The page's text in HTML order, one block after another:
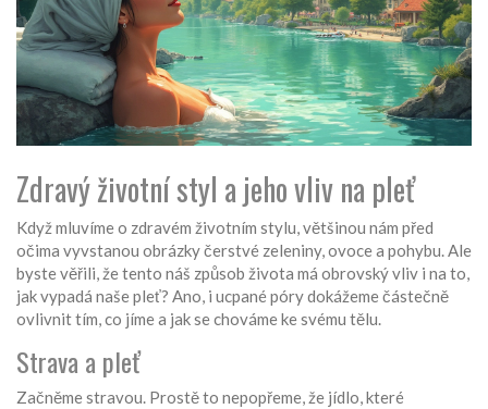
Zdravý životní styl a jeho vliv na pleť
Když mluvíme o zdravém životním stylu, většinou nám před
očima vyvstanou obrázky čerstvé zeleniny, ovoce a pohybu. Ale
byste věřili, že tento náš způsob života má obrovský vliv i na to,
jak vypadá naše pleť? Ano, i ucpané póry dokážeme částečně
ovlivnit tím, co jíme a jak se chováme ke svému tělu.
Strava a pleť
Začněme stravou. Prostě to nepopřeme, že jídlo, které